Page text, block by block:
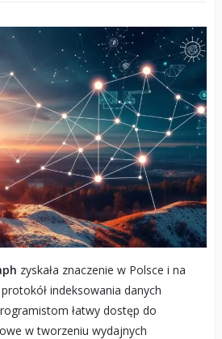
zyskała znaczenie w Polsce i na
indeksowania danych
łatwy dostęp do
w tworzeniu wydajnych